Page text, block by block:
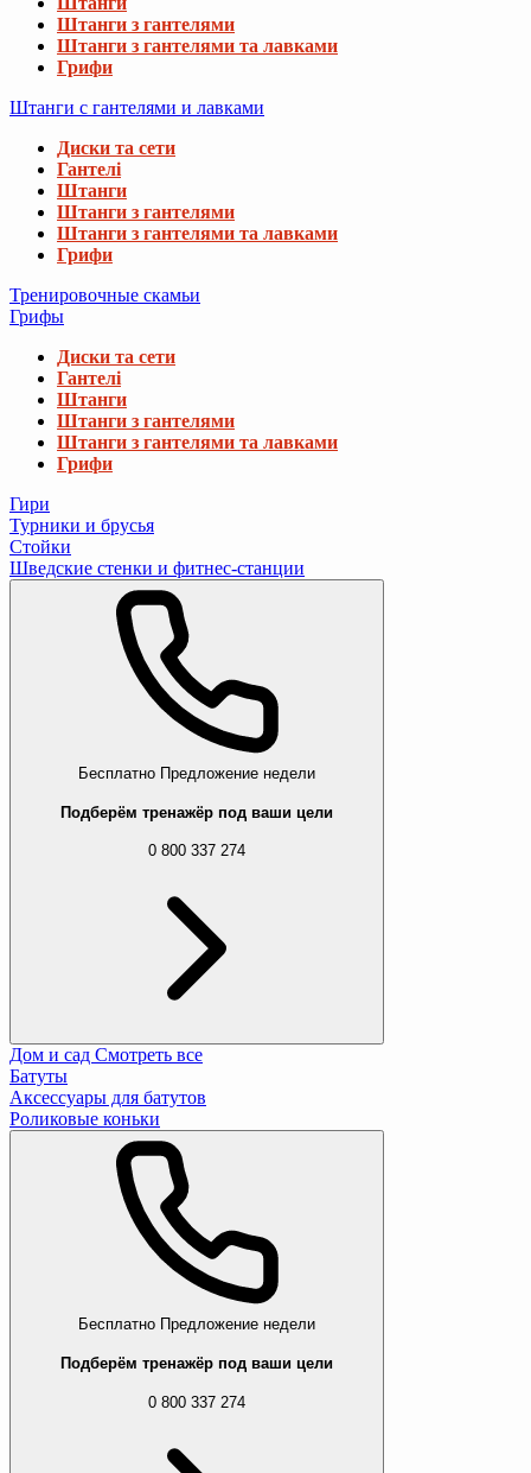
Штанги з гантелями
Штанги з гантелями та лавками
Грифи
Штанги с гантелями и лавками
Диски та сети
Гантелі
Штанги
Штанги з гантелями
Штанги з гантелями та лавками
Грифи
Тренировочные скамьи
Грифы
Диски та сети
Гантелі
Штанги
Штанги з гантелями
Штанги з гантелями та лавками
Грифи
Гири
Турники и брусья
Стойки
Шведские стенки и фитнес-станции
Бесплатно Предложение недели
Подберём тренажёр под ваши цели
0 800 337 274
Дом и сад Смотреть все
Батуты
Аксессуары для батутов
Роликовые коньки
Бесплатно Предложение недели
Подберём тренажёр под ваши цели
0 800 337 274